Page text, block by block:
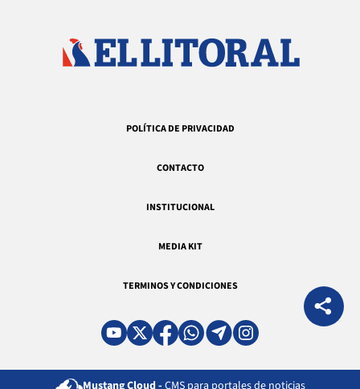
POLÍTICA DE PRIVACIDAD
CONTACTO
INSTITUCIONAL
MEDIA KIT
TERMINOS Y CONDICIONES